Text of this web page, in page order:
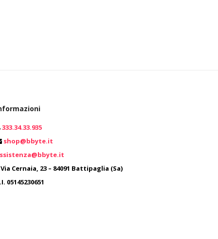
333.34.33.935
shop@bbyte.it
Cernaia, 23 – 84091 Battipaglia (Sa)
05145230651